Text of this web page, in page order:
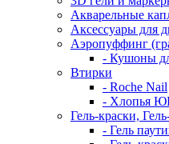
Акварельные
Аксессуары для
Аэропуффинг
- Кушоны
Втирки
- Roche Nail
- Хлопья
Гель-краски,
- Гель